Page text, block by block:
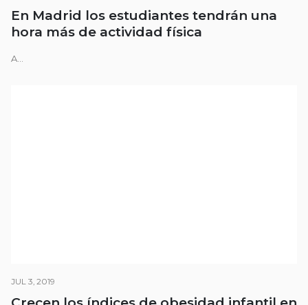
En Madrid los estudiantes tendrán una
hora más de actividad física
A...
JUL 3, 2019